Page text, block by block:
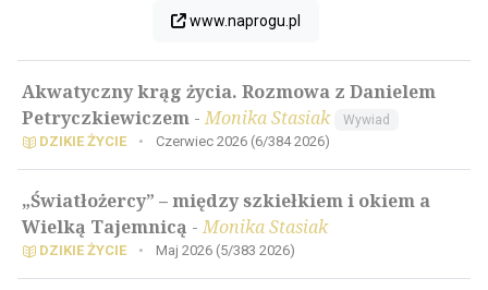
www.naprogu.pl
Akwatyczny krąg życia. Rozmowa z Danielem
Petryczkiewiczem -Monika Stasiak Wywiad
DZIKIE ŻYCIE • Czerwiec 2026 (6/384 2026)
„Światłożercy” – między szkiełkiem i okiem a
Wielką Tajemnicą -Monika Stasiak
DZIKIE ŻYCIE • Maj 2026 (5/383 2026)